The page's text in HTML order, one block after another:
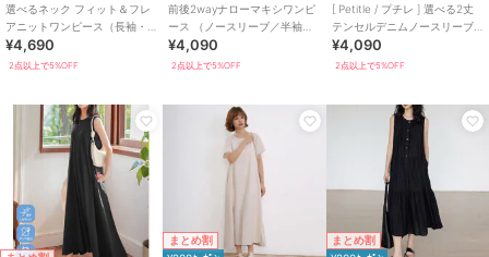
選べるネック フィット＆フレ
アニットワンピース（長袖・
半袖・ノースリーブ） [E3289]
¥4,690
2点以上で5%OFF
前後2wayナローマキシワンピ
ース （ノースリーブ／半袖）
[E3512]
¥4,090
2点以上で5%OFF
[ Petitle / プチレ ] 選べる2丈
テンセルデニムノースリーブ
ワンピース [E3574]
¥4,090
2点以上で5%OFF
まとめ割 まとめ割